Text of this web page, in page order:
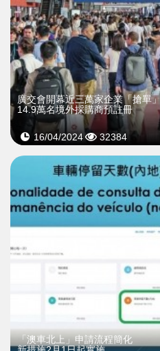
廣交會開幕近三萬家企業「搶單」
14.9萬名境外採購商預註冊
16/04/2024 32384
「澳車北上」申請流程簡化